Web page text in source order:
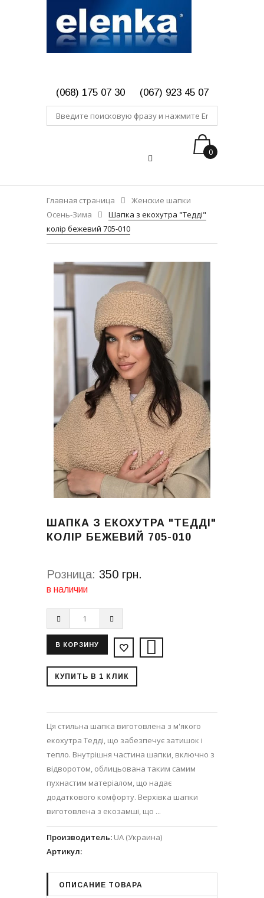
(068) 175 07 30 (067) 923 45 07
0
Главная страница
Женские шапки
Осень-Зима
Шапка з екохутра "Тедді"
колір бежевий 705-010
ШАПКА З ЕКОХУТРА "ТЕДДІ"
КОЛІР БЕЖЕВИЙ 705-010
Розница: 350 грн.
в наличии
КУПИТЬ В 1 КЛИК
Ця стильна шапка виготовлена з м'якого
екохутра Тедді, що забезпечує затишок і
тепло. Внутрішня частина шапки, включно з
відворотом, облицьована таким самим
пухнастим матеріалом, що надає
додаткового комфорту. Верхівка шапки
виготовлена з екозамші, що ...
Производитель: UA (Украина)
Артикул:
ОПИСАНИЕ ТОВАРА